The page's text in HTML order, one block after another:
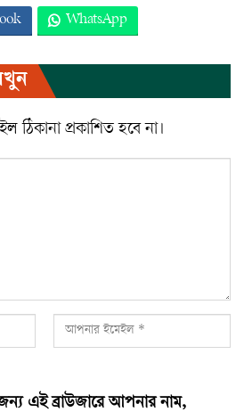
WhatsApp
ঠিকানা প্রকাশিত হবে না।
এই ব্রাউজারে আপনার নাম,